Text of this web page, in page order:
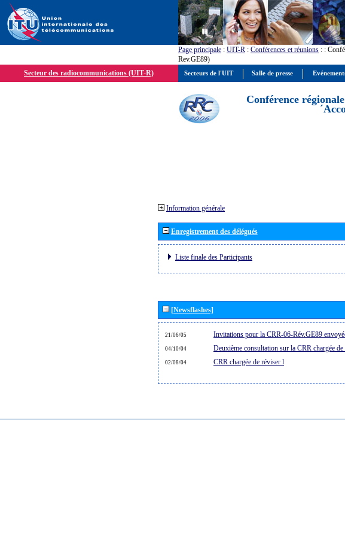
Page principale : UIT-R : Conférences et réunions : :
Rev.GE89)
Secteur des radiocommunications (UIT-R)
Conférence
Information générale
Enregistrement des délégués
Liste finale des Participants
[Newsflashes]
21/06/05 Invitations pour la CRR-06-Rév.GE89
04/10/04 Deuxième consultation sur la CRR chargée
02/08/04 CRR chargée de réviser l
Secteurs de l'UIT Salle de presse